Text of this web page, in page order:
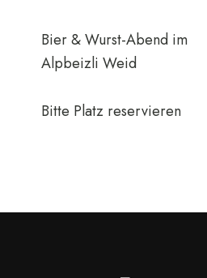
Bier & Wurst-Abend im
Alpbeizli Weid
Bitte Platz reservieren